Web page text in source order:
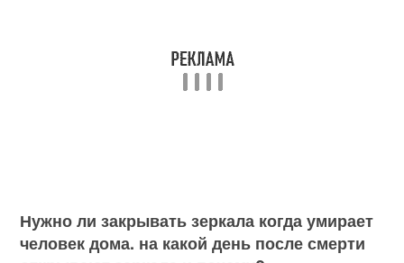
Нужно ли закрывать зеркала когда умирает
человек дома. на какой день после смерти